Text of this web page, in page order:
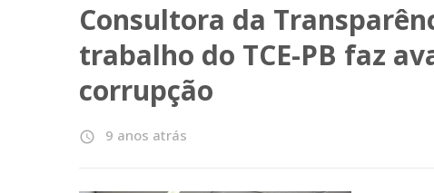
Consultora da
trabalho do TCE-PB faz
corrupção
access_time 9 anos atrás